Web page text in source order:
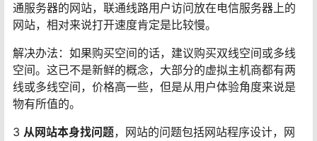
通服务器的网站，联通线路用户访问放在电信服务器上的
网站，相对来说打开速度肯定是比较慢。
解决办法：如果购买空间的话，建议购买双线空间或多线
空间。这已不是新鲜的概念，大部分的虚拟主机商都有两
线或多线空间，价格高一些，但是从用户体验角度来说是
物有所值的。
3 从网站本身找问题，网站的问题包括网站程序设计，网